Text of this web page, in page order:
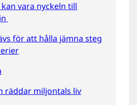
vara nyckeln till
för att hålla jämna steg
räddar miljontals liv